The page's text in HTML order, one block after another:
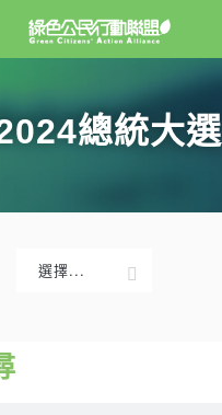
總統大選
選擇...